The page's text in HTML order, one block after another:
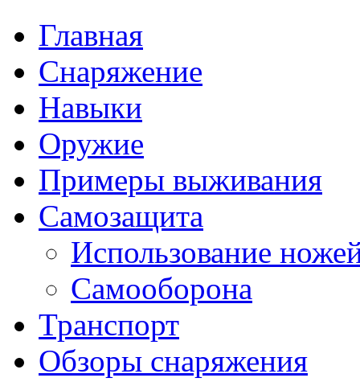
Главная
Снаряжение
Навыки
Оружие
Примеры выживания
Самозащита
Использование
Самооборона
Транспорт
Обзоры снаряжения